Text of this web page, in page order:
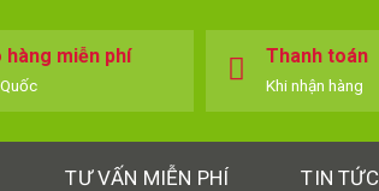
hàng miễn phí Thanh toán
Khi nhận hàng
TƯ VẤN MIỄN PHÍ TIN TỨC